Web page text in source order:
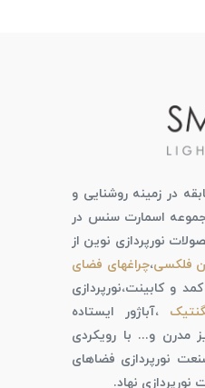
40 سال سابقه در زمینه روشنایی و
از سال 1387 با مجموعه اسمارت سنس در
نورپردازی نوین از
فلکسی،چراغهای فضای
و کابینت،نورپردازی
،آباژور ایستاده
مدرن و... با رویکردی
نورپردازی فضاهای
نهاد.